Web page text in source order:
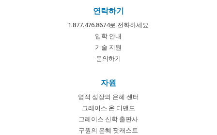
연락하기
1.877.476.8674로 전화하세요
입학 안내
기술 지원
문의하기
자원
영적 성장의 은혜 센터
그레이스 온 디맨드
그레이스 신학 출판사
구원의 은혜 팟캐스트